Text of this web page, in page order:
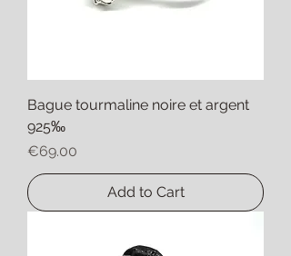
Bague tourmaline noire et argent
925‰
Price
€69.00
Add to Cart